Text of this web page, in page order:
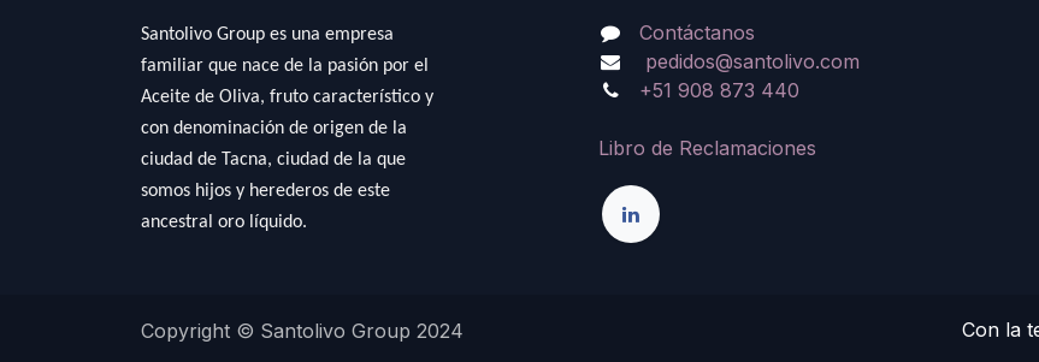
Santolivo Group es una empresa
familiar que nace de la pasión por el
Aceite de Oliva, fruto característico y
con denominación de origen de la
ciudad de Tacna, ciudad de la que
somos hijos y herederos de este
ancestral oro líquido.
Contáctanos
pedidos@santolivo.com
+51 908 873 440
Libro de Reclamaciones
Copyright © Santolivo Group 2024 Con la